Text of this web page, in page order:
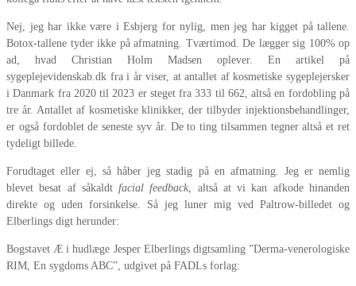
Nej, jeg har ikke være i Esbjerg for nylig, men jeg har kigget på tallene.
Botox-tallene tyder ikke på afmatning. Tværtimod. De lægger sig 100% op
ad, hvad Christian Holm Madsen oplever. En artikel på
sygeplejevidenskab.dk fra i år viser, at antallet af kosmetiske sygeplejersker
i Danmark fra 2020 til 2023 er steget fra 333 til 662, altså en fordobling på
tre år. Antallet af kosmetiske klinikker, der tilbyder injektionsbehandlinger,
er også fordoblet de seneste syv år. De to ting tilsammen tegner altså et ret
tydeligt billede.
Forudtaget eller ej, så håber jeg stadig på en afmatning. Jeg er nemlig
blevet besat af såkaldtfacial feedback, altså at vi kan afkode hinanden
direkte og uden forsinkelse. Så jeg luner mig ved Paltrow-billedet og
Elberlings digt herunder:
Bogstavet Æ i hudlæge Jesper Elberlings digtsamling ”Derma-venerologiske
RIM, En sygdoms ABC”, udgivet på FADLs forlag: